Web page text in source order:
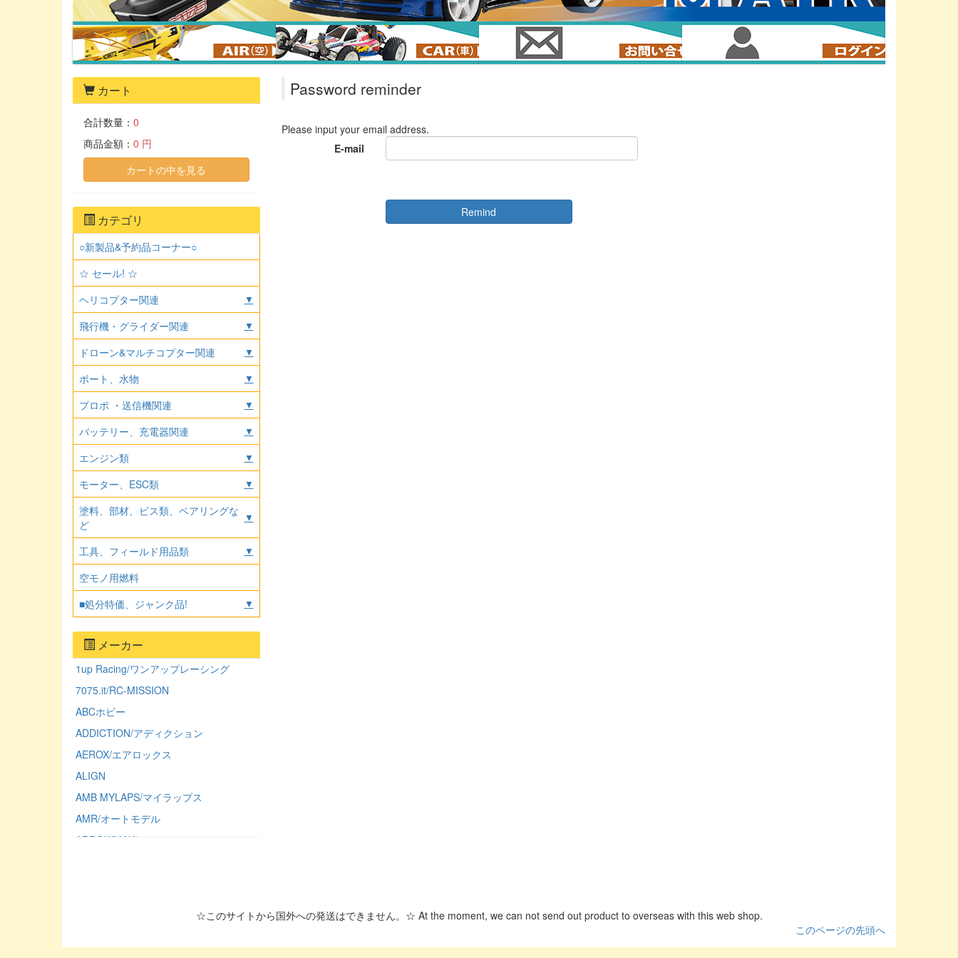
Password reminder
Please input your email address.
E-mail
Remind
カート
合計数量： 0
商品金額： 0 円
カートの中を見る
カテゴリ
○新製品&予約品コーナー○
☆ セール! ☆
ヘリコプター関連
▼
飛行機・グライダー関連 ▼
ドローン&マルチコプター関連 ▼
ボート、水物 ▼
プロポ ・送信機関連 ▼
バッテリー、充電器関連 ▼
エンジン類 ▼
モーター、ESC類 ▼
塗料、部材、ビス類、ベアリングな
ど
▼
工具、フィールド用品類 ▼
空モノ用燃料
■処分特価、ジャンク品!
▼
メーカー
1up Racing/ワンアップレーシング
7075.it/RC-MISSION
ABCホビー
ADDICTION/アディクション
AEROX/エアロックス
ALIGN
AMB MYLAPS/マイラップス
AMR/オートモデル
ARROWMAX/アローマックス
AXON/アクソン
☆このサイトから国外への発送はできません。☆ At the moment, we can not send out product to overseas with this web shop.
このページの先頭へ